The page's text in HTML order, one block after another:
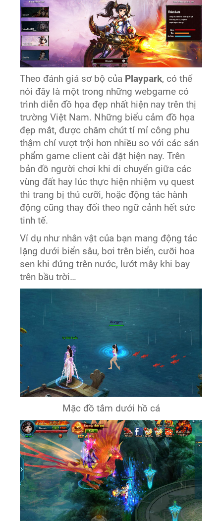
Theo đánh giá sơ bộ của Playpark, có thể
nói đây là một trong những webgame có
trình diễn đồ họa đẹp nhất hiện nay trên thị
trường Việt Nam. Những biểu cảm đồ họa
đẹp mắt, được chăm chút tỉ mỉ công phu
thậm chí vượt trội hơn nhiều so với các sản
phẩm game client cài đặt hiện nay. Trên
bản đồ người chơi khi di chuyển giữa các
vùng đất hay lúc thực hiện nhiệm vụ quest
thì trang bị thú cưỡi, hoặc động tác hành
động cũng thay đổi theo ngữ cảnh hết sức
tinh tế.
Ví dụ như nhân vật của bạn mang động tác
lặng dưới biển sâu, bơi trên biển, cưỡi hoa
sen khi đứng trên nước, lướt mây khi bay
trên bầu trời…
Mặc đồ tắm dưới hồ cá